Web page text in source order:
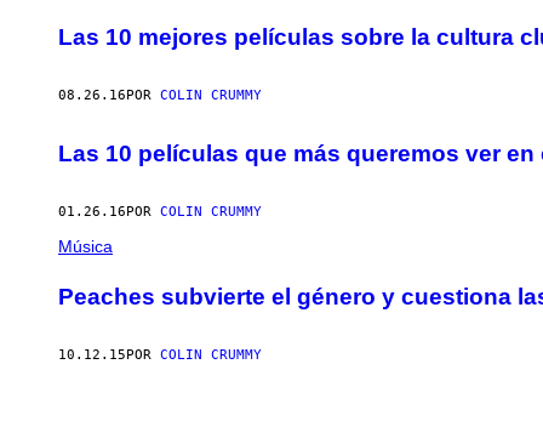
Las 10 mejores películas sobre la cultura
08.26.16 POR COLIN CRUMMY
Las 10 películas que más queremos ver
01.26.16 POR COLIN CRUMMY
Música
Peaches subvierte el género y cuestiona
10.12.15 POR COLIN CRUMMY